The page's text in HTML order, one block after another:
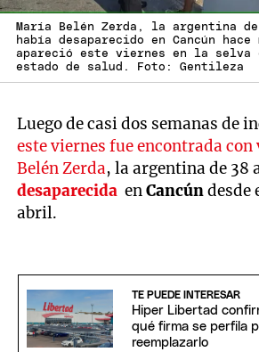
María Belén Zerda, la argentina de
había desaparecido en Cancún
apareció este viernes en la selva
estado de salud. Foto: Gentileza
Luego de casi dos semanas de
este viernes fue encontrada
Belén Zerda, la argentina de 38
desaparecida enCancúndesde
abril.
TE PUEDE INTERESAR
Hiper Libertad
qué firma se perfila
reemplazarlo